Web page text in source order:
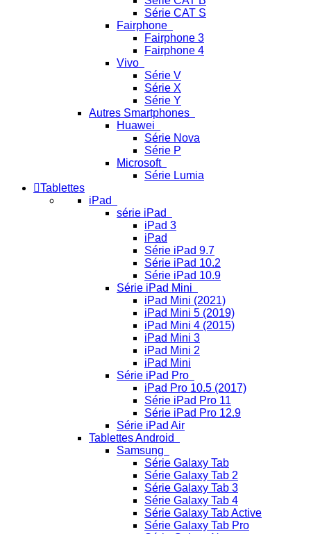
Série CAT S
Fairphone
Fairphone 3
Fairphone 4
Vivo
Série V
Série X
Série Y
Autres Smartphones
Huawei
Série Nova
Série P
Microsoft
Série Lumia
Tablettes
iPad
série iPad
iPad 3
iPad
Série iPad 9.7
Série iPad 10.2
Série iPad 10.9
Série iPad Mini
iPad Mini (2021)
iPad Mini 5 (2019)
iPad Mini 4 (2015)
iPad Mini 3
iPad Mini 2
iPad Mini
Série iPad Pro
iPad Pro 10.5 (2017)
Série iPad Pro 11
Série iPad Pro 12.9
Série iPad Air
Tablettes Android
Samsung
Série Galaxy Tab
Série Galaxy Tab 2
Série Galaxy Tab 3
Série Galaxy Tab 4
Série Galaxy Tab Active
Série Galaxy Tab Pro